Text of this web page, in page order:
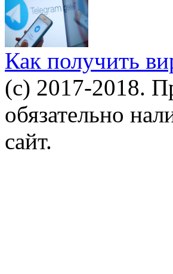
Как получить
(c) 2017-2018.
обязательно
сайт.